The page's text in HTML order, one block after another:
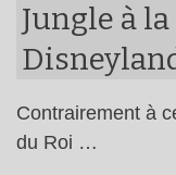
Jungle à
Contrairement à
du Roi …